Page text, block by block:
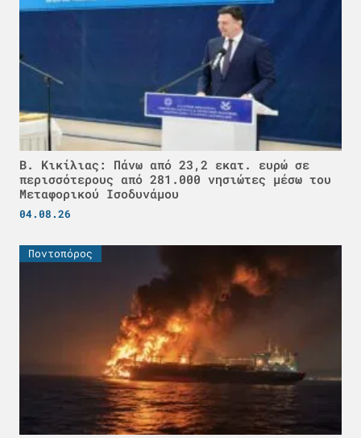
Β. Κικίλιας: Πάνω από 23,2 εκατ. ευρώ σε
περισσότερους από 281.000 νησιώτες μέσω του
Μεταφορικού Ισοδυνάμου
04.08.26
Ποντοπόρος